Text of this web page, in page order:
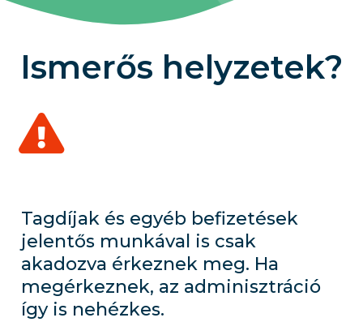
Ismerős helyzetek?
Tagdíjak és egyéb befizetések
jelentős munkával is csak
akadozva érkeznek meg. Ha
megérkeznek, az adminisztráció
így is nehézkes.